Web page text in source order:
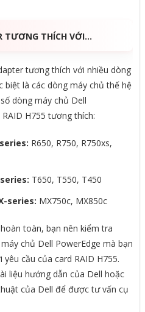
TƯƠNG THÍCH VỚI…
tương thích với nhiều dòng
biệt là các dòng máy chủ thế hệ
dòng máy chủ Dell
H755 tương thích:
R650, R750, R750xs,
T650, T550, T450
series: MX750c, MX850c
toàn, bạn nên kiểm tra
chủ Dell PowerEdge mà bạn
cầu của card RAID H755.
liệu hướng dẫn của Dell hoặc
của Dell để được tư vấn cụ